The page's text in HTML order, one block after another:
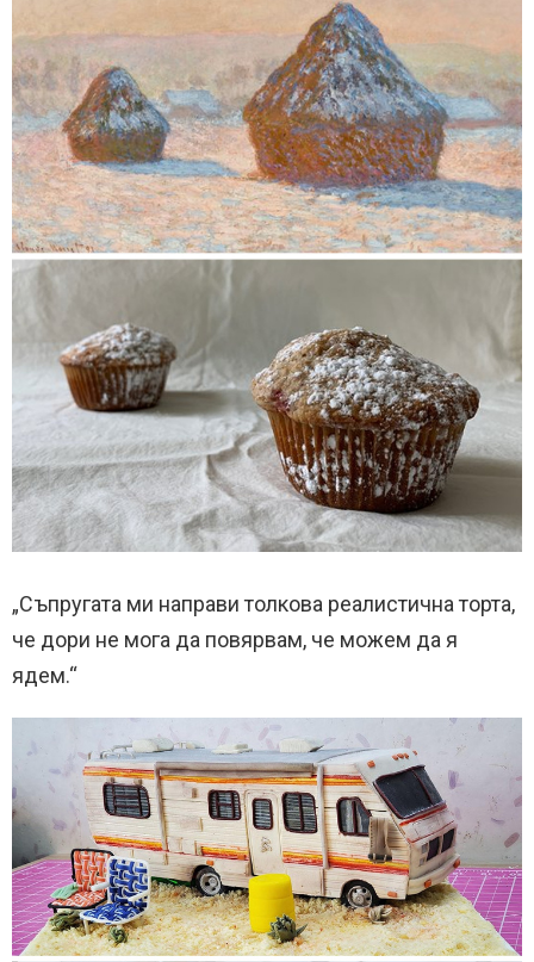
„Съпругата ми направи толкова реалистична торта,
че дори не мога да повярвам, че можем да я
ядем.“